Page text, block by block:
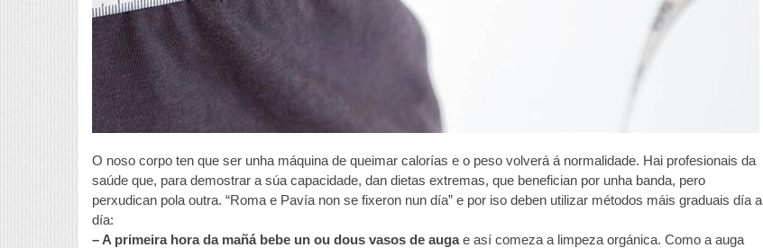
O noso corpo ten que ser unha máquina de queimar calorías e o peso volverá á normalidade. Hai profesionais da
saúde que, para demostrar a súa capacidade, dan dietas extremas, que benefician por unha banda, pero
perxudican pola outra. “Roma e Pavía non se fixeron nun día” e por iso deben utilizar métodos máis graduais día a
día:
– A primeira hora da mañá bebe un ou dous vasos de augae así comeza a limpeza orgánica. Como a auga